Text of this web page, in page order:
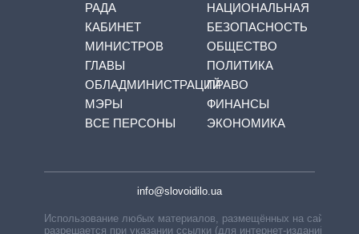
РАДА
КАБИНЕТ
МИНИСТРОВ
ГЛАВЫ
ОБЛАДМИНИСТРАЦИЙ
МЭРЫ
ВСЕ ПЕРСОНЫ
НАЦИОНАЛЬНАЯ
БЕЗОПАСНОСТЬ
ОБЩЕСТВО
ПОЛИТИКА
ПРАВО
ФИНАНСЫ
ЭКОНОМИКА
info@slovoidilo.ua
Использование любых материалов, размещённых на сайте,
разрешается при указании ссылки (для интернет-изданий —